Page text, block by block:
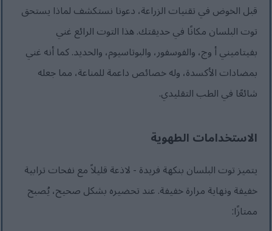
قبل الخوض في تقنيات الزراعة، دعونا نستكشف لماذا يستحق
توت البلسان مكانًا في حديقتك. هذا التوت الرائع غني
بفيتاميني أ وج، والفوسفور، والبوتاسيوم، والحديد. كما أنه غني
بمضادات الأكسدة، وله خصائص داعمة للمناعة، مما جعله
شائعًا في الطب التقليدي.
الاستخدامات الطهوية
يتميز توت البلسان بنكهة فريدة - لاذعة قليلاً مع نفحات ترابية
خفيفة ونهاية مرارة خفيفة. عند تحضيره بشكل صحيح، يُصبح
ممتازًا: